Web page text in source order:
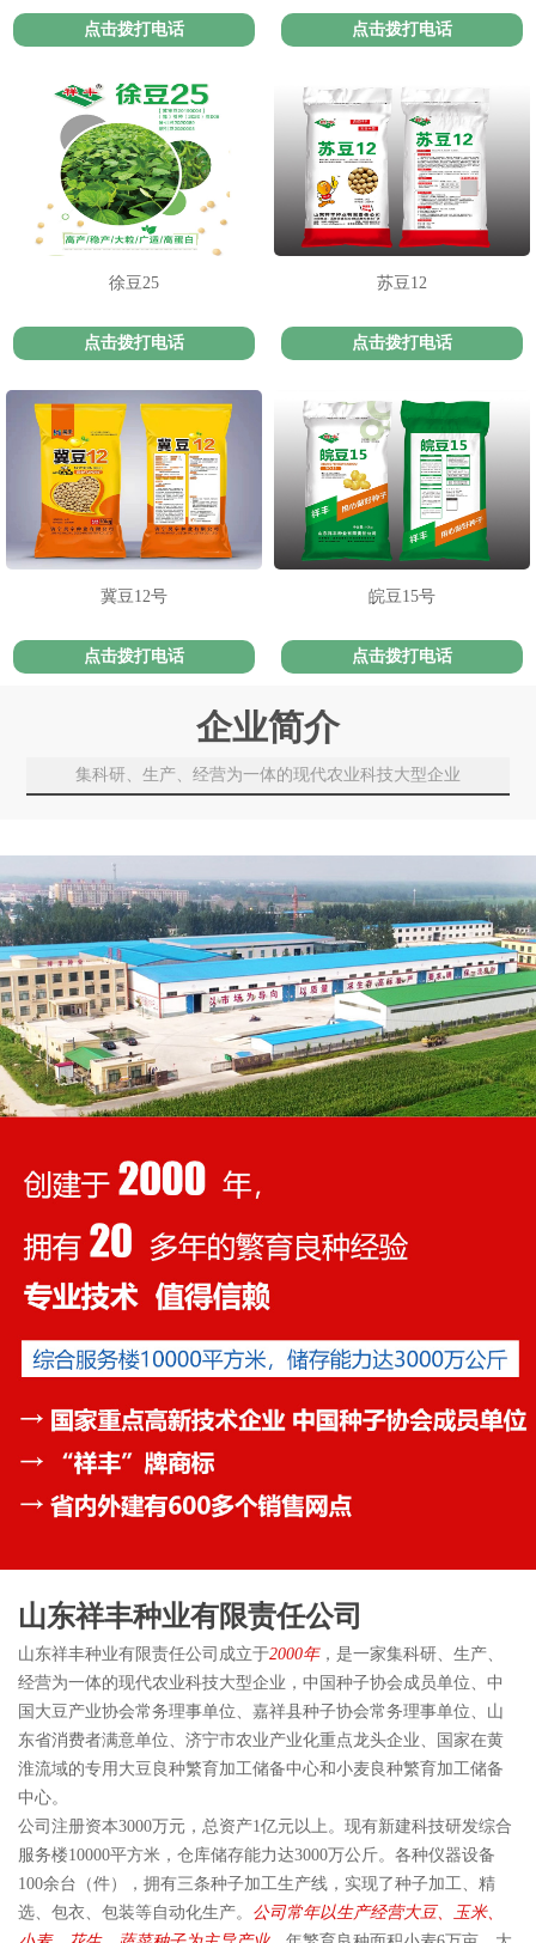
点击拨打电话 点击拨打电话
徐豆25
点击拨打电话
苏豆12
点击拨打电话
冀豆12号
点击拨打电话
皖豆15号
点击拨打电话
企业简介
集科研、生产、经营为一体的现代农业科技大型企业
山东祥丰种业有限责任公司
山东祥丰种业有限责任公司成立于2000年，是一家集科研、生产、
经营为一体的现代农业科技大型企业，中国种子协会成员单位、中
国大豆产业协会常务理事单位、嘉祥县种子协会常务理事单位、山
东省消费者满意单位、济宁市农业产业化重点龙头企业、国家在黄
淮流域的专用大豆良种繁育加工储备中心和小麦良种繁育加工储备
中心。
公司注册资本3000万元，总资产1亿元以上。现有新建科技研发综合
服务楼10000平方米，仓库储存能力达3000万公斤。各种仪器设备
100余台（件），拥有三条种子加工生产线，实现了种子加工、精
选、包衣、包装等自动化生产。 公司常年以生产经营大豆、玉米、